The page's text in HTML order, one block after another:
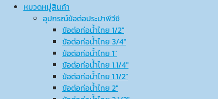
หมวดหมู่สินค้า
อุปกรณ์ข้อต่อประปาพีวีซี
ข้อต่อท่อน้ำไทย 1/2″
ข้อต่อท่อน้ำไทย 3/4″
ข้อต่อท่อน้ำไทย 1″
ข้อต่อท่อน้ำไทย 1.1/4″
ข้อต่อท่อน้ำไทย 1.1/2″
ข้อต่อท่อน้ำไทย 2″